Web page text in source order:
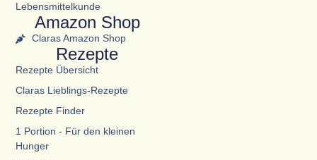
Lebensmittelkunde
Amazon Shop
Claras Amazon Shop
Rezepte
Rezepte Übersicht
Claras Lieblings-Rezepte
Rezepte Finder
1 Portion - Für den kleinen
Hunger